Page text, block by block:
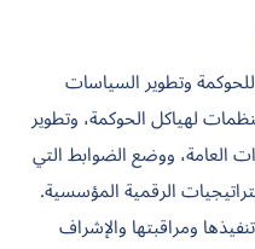
وتطوير السياسات
لهياكل الحوكمة، وتطوير
العامة، ووضع الضوابط التي
الرقمية المؤسسية.
ومراقبتها والإشراف